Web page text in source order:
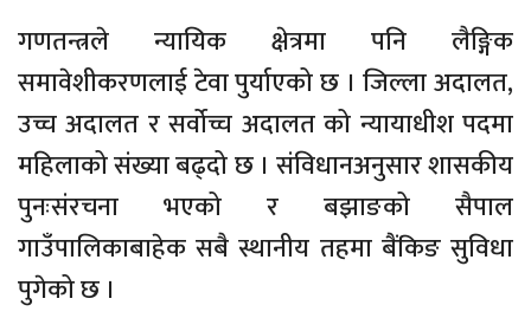
गणतन्त्रले न्यायिक क्षेत्रमा पनि लैङ्गिक
समावेशीकरणलाई टेवा पुर्याएको छ । जिल्ला अदालत,
उच्च अदालत र सर्वोच्च अदालत को न्यायाधीश पदमा
महिलाको संख्या बढ्दो छ । संविधानअनुसार शासकीय
पुनःसंरचना भएको र बझाङको सैपाल
गाउँपालिकाबाहेक सबै स्थानीय तहमा बैंकिङ सुविधा
पुगेको छ ।